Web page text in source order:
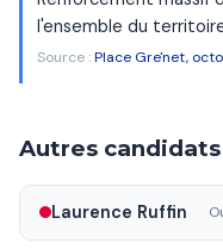
l'ensemble du
Source :Place Gre'net,
Autres
Laurence Ruffin